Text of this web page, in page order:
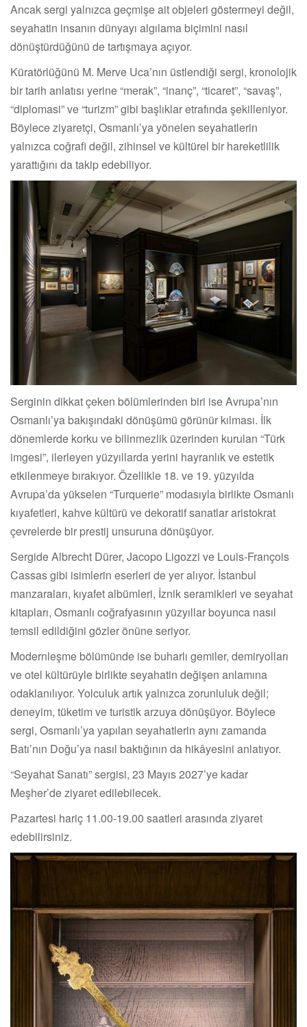
Ancak sergi yalnızca geçmişe ait objeleri göstermeyi değil,
seyahatin insanın dünyayı algılama biçimini nasıl
dönüştürdüğünü de tartışmaya açıyor.
Küratörlüğünü M. Merve Uca’nın üstlendiği sergi, kronolojik
bir tarih anlatısı yerine “merak”, “inanç”, “ticaret”, “savaş”,
“diplomasi” ve “turizm” gibi başlıklar etrafında şekilleniyor.
Böylece ziyaretçi, Osmanlı’ya yönelen seyahatlerin
yalnızca coğrafi değil, zihinsel ve kültürel bir hareketlilik
yarattığını da takip edebiliyor.
Serginin dikkat çeken bölümlerinden biri ise Avrupa’nın
Osmanlı’ya bakışındaki dönüşümü görünür kılması. İlk
dönemlerde korku ve bilinmezlik üzerinden kurulan “Türk
imgesi”, ilerleyen yüzyıllarda yerini hayranlık ve estetik
etkilenmeye bırakıyor. Özellikle 18. ve 19. yüzyılda
Avrupa’da yükselen “Turquerie” modasıyla birlikte Osmanlı
kıyafetleri, kahve kültürü ve dekoratif sanatlar aristokrat
çevrelerde bir prestij unsuruna dönüşüyor.
Sergide Albrecht Dürer, Jacopo Ligozzi ve Louis-François
Cassas gibi isimlerin eserleri de yer alıyor. İstanbul
manzaraları, kıyafet albümleri, İznik seramikleri ve seyahat
kitapları, Osmanlı coğrafyasının yüzyıllar boyunca nasıl
temsil edildiğini gözler önüne seriyor.
Modernleşme bölümünde ise buharlı gemiler, demiryolları
ve otel kültürüyle birlikte seyahatin değişen anlamına
odaklanılıyor. Yolculuk artık yalnızca zorunluluk değil;
deneyim, tüketim ve turistik arzuya dönüşüyor. Böylece
sergi, Osmanlı’ya yapılan seyahatlerin aynı zamanda
Batı’nın Doğu’ya nasıl baktığının da hikâyesini anlatıyor.
“Seyahat Sanatı” sergisi, 23 Mayıs 2027’ye kadar
Meşher’de ziyaret edilebilecek.
Pazartesi hariç 11.00-19.00 saatleri arasında ziyaret
edebilirsiniz.